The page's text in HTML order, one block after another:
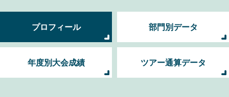
プロフィール 部門別データ
年度別大会成績 ツアー通算データ